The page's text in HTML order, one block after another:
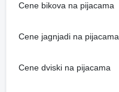
Cene bikova na pijacama
Cene jagnjadi na pijacama
Cene dviski na pijacama